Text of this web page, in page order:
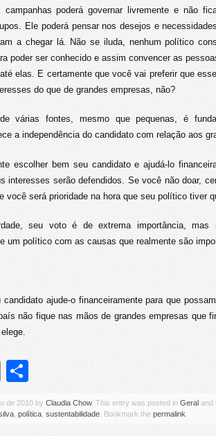
campanhas poderá governar livremente e não
Ele poderá pensar nos desejos e
a chegar lá. Não se iluda, nenhum político
poder ser conhecido e assim convencer as
elas. E certamente que você vai preferir que
do que de grandes empresas, não?
várias fontes, mesmo que pequenas, é
a independência do candidato com relação aos
escolher bem seu candidato e ajudá-lo
interesses serão defendidos. Se você não doar,
você será prioridade na hora que seu político tiver
seu voto é de extrema importância,
um político com as causas que realmente são
ajude-o financeiramente para que
não fique nas mãos de grandes empresas que
Email
de 2010 by Claudia Chow. This entry was posted in Geral and
política sustentabilidade . Bookmark the permalink